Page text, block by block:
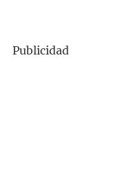
Publicidad